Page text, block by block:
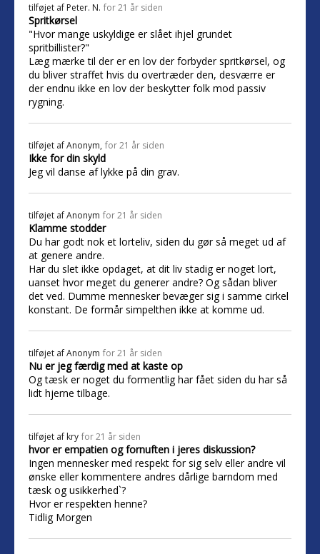
tilføjet af Peter. N. for 21 år siden
Spritkørsel
"Hvor mange uskyldige er slået ihjel grundet
spritbillister?"
Læg mærke til der er en lov der forbyder spritkørsel, og
du bliver straffet hvis du overtræder den, desværre er
der endnu ikke en lov der beskytter folk mod passiv
rygning.
tilføjet afAnonym, for 21 år siden
Ikke for din skyld
Jeg vil danse af lykke på din grav.
tilføjet afAnonym for 21 år siden
Klamme stodder
Du har godt nok et lorteliv, siden du gør så meget ud af
at genere andre.
Har du slet ikke opdaget, at dit liv stadig er noget lort,
uanset hvor meget du generer andre? Og sådan bliver
det ved. Dumme mennesker bevæger sig i samme cirkel
konstant. De formår simpelthen ikke at komme ud.
tilføjet afAnonym for 21 år siden
Nu er jeg færdig med at kaste op
Og tæsk er noget du formentlig har fået siden du har så
lidt hjerne tilbage.
tilføjet af kry for 21 år siden
hvor er empatien og fornuften i jeres diskussion?
Ingen mennesker med respekt for sig selv eller andre vil
ønske eller kommentere andres dårlige barndom med
tæsk og usikkerhed`?
Hvor er respekten henne?
Tidlig Morgen